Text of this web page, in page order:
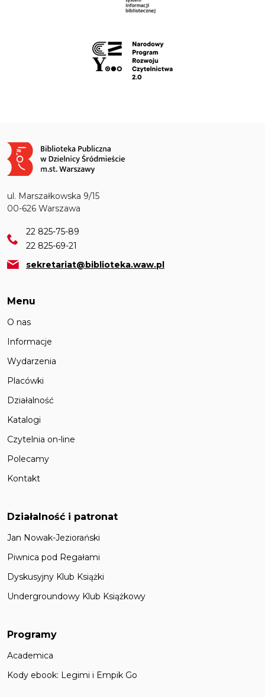
Obraz
ul. Marszałkowska 9/15
00-626 Warszawa
22 825-75-89
22 825-69-21
sekretariat@biblioteka.waw.pl
Menu
O nas
Informacje
Wydarzenia
Placówki
Działalność
Katalogi
Czytelnia on-line
Polecamy
Kontakt
Działalność i patronat
Jan Nowak-Jeziorański
Piwnica pod Regałami
Dyskusyjny Klub Książki
Undergroundowy Klub Książkowy
Programy
Academica
Kody ebook: Legimi i Empik Go